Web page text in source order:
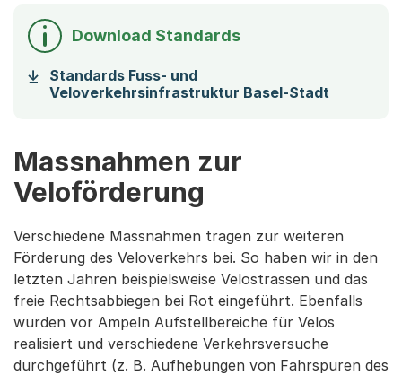
Download Standards
Standards Fuss- und
Veloverkehrsinfrastruktur Basel-Stadt
Massnahmen zur
Veloförderung
Verschiedene Massnahmen tragen zur weiteren
Förderung des Veloverkehrs bei. So haben wir in den
letzten Jahren beispielsweise Velostrassen und das
freie Rechtsabbiegen bei Rot eingeführt. Ebenfalls
wurden vor Ampeln Aufstellbereiche für Velos
realisiert und verschiedene Verkehrsversuche
durchgeführt (z. B. Aufhebungen von Fahrspuren des